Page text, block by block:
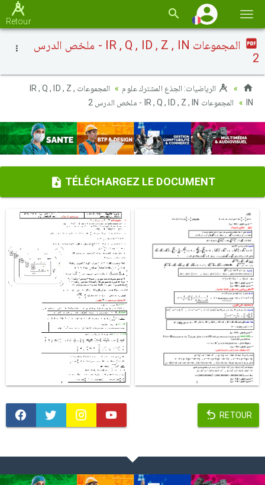
la
Retour
المجموعات IR , Q , ID , Z , IN - ملخص الدرس
2
الرياضيات: الجذع المشترك علوم
المجموعات IR , Q , ID , Z ,
IN
المجموعات IR , Q , ID , Z , IN - ملخص الدرس 2
TÉLÉCHARGEZ LE DOCUMENT
RETOUR